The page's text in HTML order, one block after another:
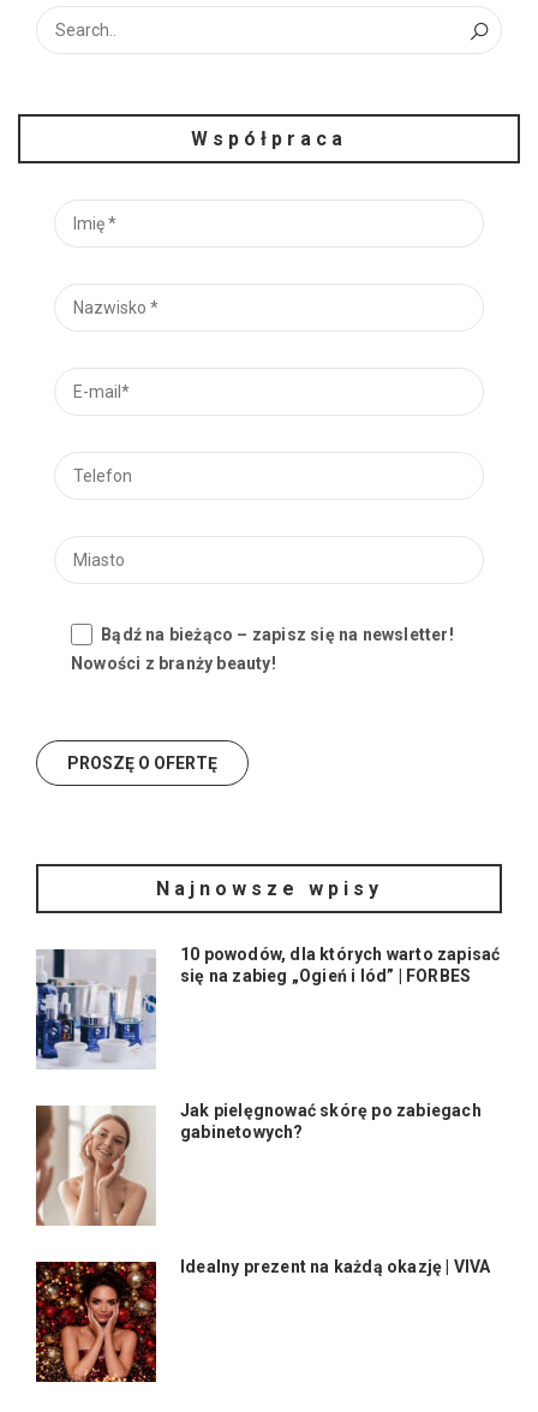
Współpraca
Bądź na bieżąco – zapisz się na newsletter!
Nowości z branży beauty!
Najnowsze wpisy
10 powodów, dla których warto zapisać
się na zabieg „Ogień i lód” | FORBES
Jak pielęgnować skórę po zabiegach
gabinetowych?
Idealny prezent na każdą okazję | VIVA